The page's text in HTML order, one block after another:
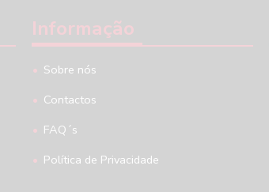
Informação
Sobre nós
Contactos
FAQ´s
Política de Privacidade